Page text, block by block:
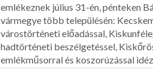
emlékeznek július 31-én, pénteken
vármegye több településén:
várostörténeti előadással,
hadtörténeti beszélgetéssel,
emlékműsorral és koszorúzással